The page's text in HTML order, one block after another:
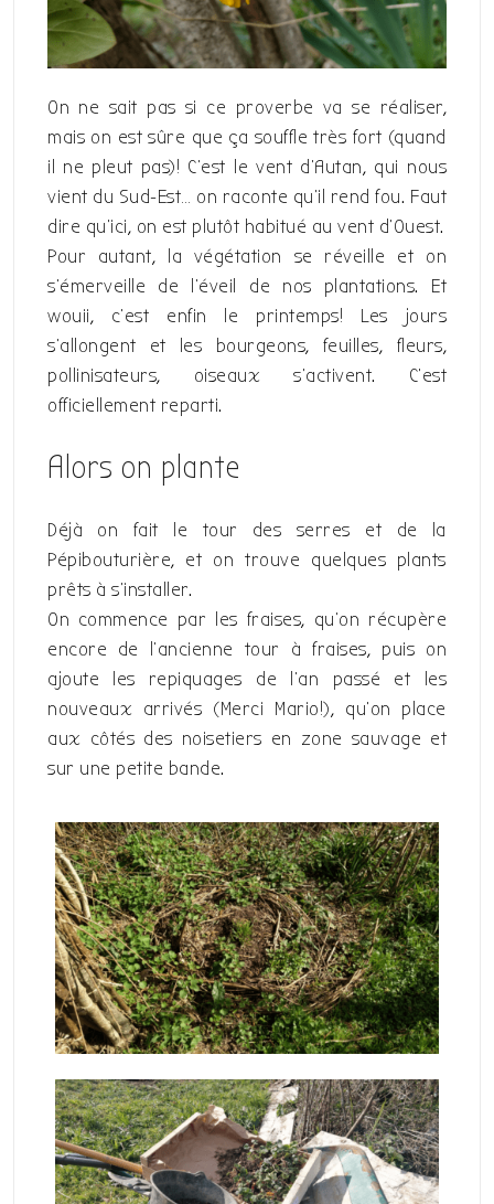
On ne sait pas si ce proverbe va se réaliser,
mais on est sûre que ça souffle très fort (quand
il ne pleut pas)! C’est le vent d’Autan, qui nous
vient du Sud-Est… on raconte qu’il rend fou. Faut
dire qu’ici, on est plutôt habitué au vent d’Ouest.
Pour autant, la végétation se réveille et on
s’émerveille de l’éveil de nos plantations. Et
wouii, c’est enfin le printemps! Les jours
s’allongent et les bourgeons, feuilles, fleurs,
pollinisateurs, oiseaux s’activent. C’est
officiellement reparti.
Alors on plante
Déjà on fait le tour des serres et de la
Pépibouturière, et on trouve quelques plants
prêts à s’installer.
On commence par les fraises, qu’on récupère
encore de l’ancienne tour à fraises, puis on
ajoute les repiquages de l’an passé et les
nouveaux arrivés (Merci Mario!), qu’on place
aux côtés des noisetiers en zone sauvage et
sur une petite bande.